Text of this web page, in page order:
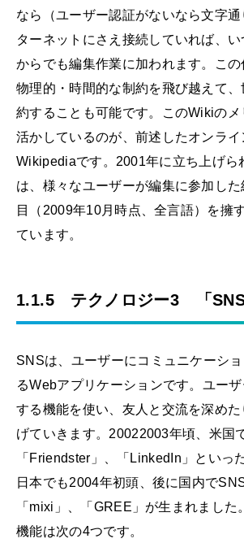
なら（ユーザー認証がないなら文字
ターネットにさえ接続していれば、い
からでも編集作業に加われます。この
物理的・時間的な制約を飛び越えて
約することも可能です。このWikiのメ
活かしているのが、前述したオンラ
Wikipediaです。2001年に立ち上げら
は、様々なユーザーが編集に参加し
目（2009年10月時点、全言語）を擁
ています。
1.1.5 テクノロジー3 「SNS
SNSは、ユーザーにコミュニケーシ
るWebアプリケーションです。ユー
する機能を使い、友人と交流を深め
げていきます。20022003年頃、米国
「Friendster」、「LinkedIn」といっ
日本でも2004年初頭、後に国内で
「mixi」、「GREE」が生まれまし
機能は次の4つです。